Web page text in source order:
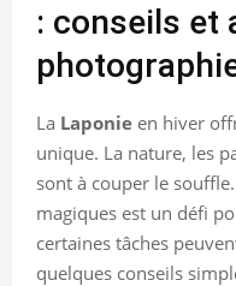
: conseils et
La Laponie en hiver
unique. La nature, les
sont à couper le
magiques est un défi
certaines tâches
quelques conseils